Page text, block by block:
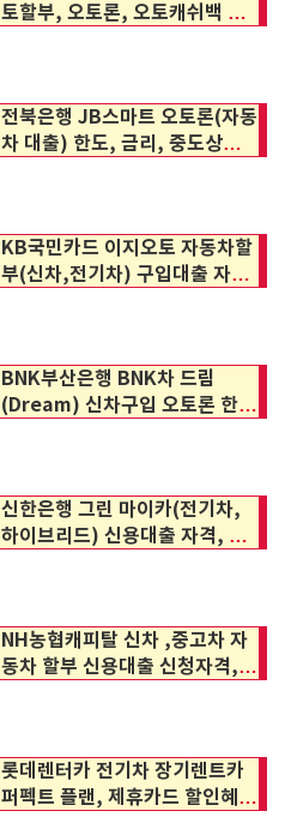
토할부, 오토론, 오토캐쉬백 금
전북은행 JB스마트 오토론(자동
차 대출) 한도, 금리, 중도상환수
KB국민카드 이지오토 자동차할
부(신차,전기차) 구입대출 자격,
BNK부산은행 BNK차 드림
(Dream) 신차구입 오토론 한
신한은행 그린 마이카(전기차,
하이브리드) 신용대출 자격, 한
NH농협캐피탈 신차 ,중고차 자
동차 할부 신용대출 신청자격,
롯데렌터카 전기차 장기렌트카
퍼펙트 플랜, 제휴카드 할인혜